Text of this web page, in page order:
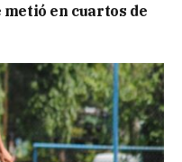
metió en cuartos de